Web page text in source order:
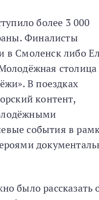
более 3 000
Финалисты
в Смоленск либо
столица
В поездках
контент,
события в
было рассказать